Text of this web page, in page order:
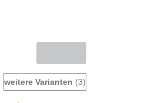
weitere Varianten (3)